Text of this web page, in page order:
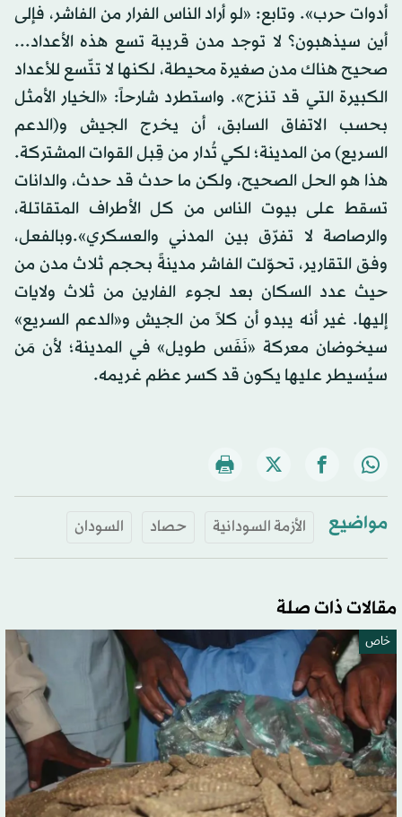
أدوات حرب». وتابع: «لو أراد الناس الفرار من الفاشر، فإلى
أين سيذهبون؟ لا توجد مدن قريبة تسع هذه الأعداد...
صحيح هناك مدن صغيرة محيطة، لكنها لا تتّسع للأعداد
الكبيرة التي قد تنزح». واستطرد شارحاً: «الخيار الأمثل
بحسب الاتفاق السابق، أن يخرج الجيش و(الدعم
السريع) من المدينة؛ لكي تُدار من قِبل القوات المشتركة.
هذا هو الحل الصحيح، ولكن ما حدث قد حدث، والدانات
تسقط على بيوت الناس من كل الأطراف المتقاتلة،
والرصاصة لا تفرّق بين المدني والعسكري».وبالفعل،
وفق التقارير، تحوّلت الفاشر مدينةً بحجم ثلاث مدن من
حيث عدد السكان بعد لجوء الفارين من ثلاث ولايات
إليها. غير أنه يبدو أن كلاً من الجيش و«الدعم السريع»
سيخوضان معركة «نَفَس طويل» في المدينة؛ لأن مَن
سيُسيطر عليها يكون قد كسر عظم غريمه.
مواضيع الأزمة السودانية حصاد السودان
مقالات ذات صلة
خاص